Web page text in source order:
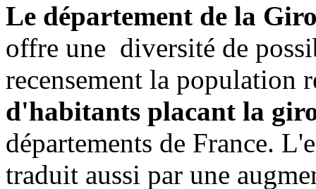
Le département de la
offre une diversité de
recensement la population
d'habitants placant la
départements de France.
traduit aussi par une